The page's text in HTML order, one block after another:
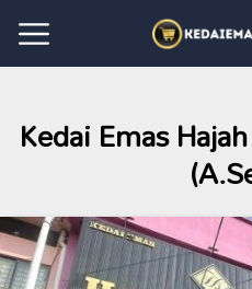
Kedai Emas